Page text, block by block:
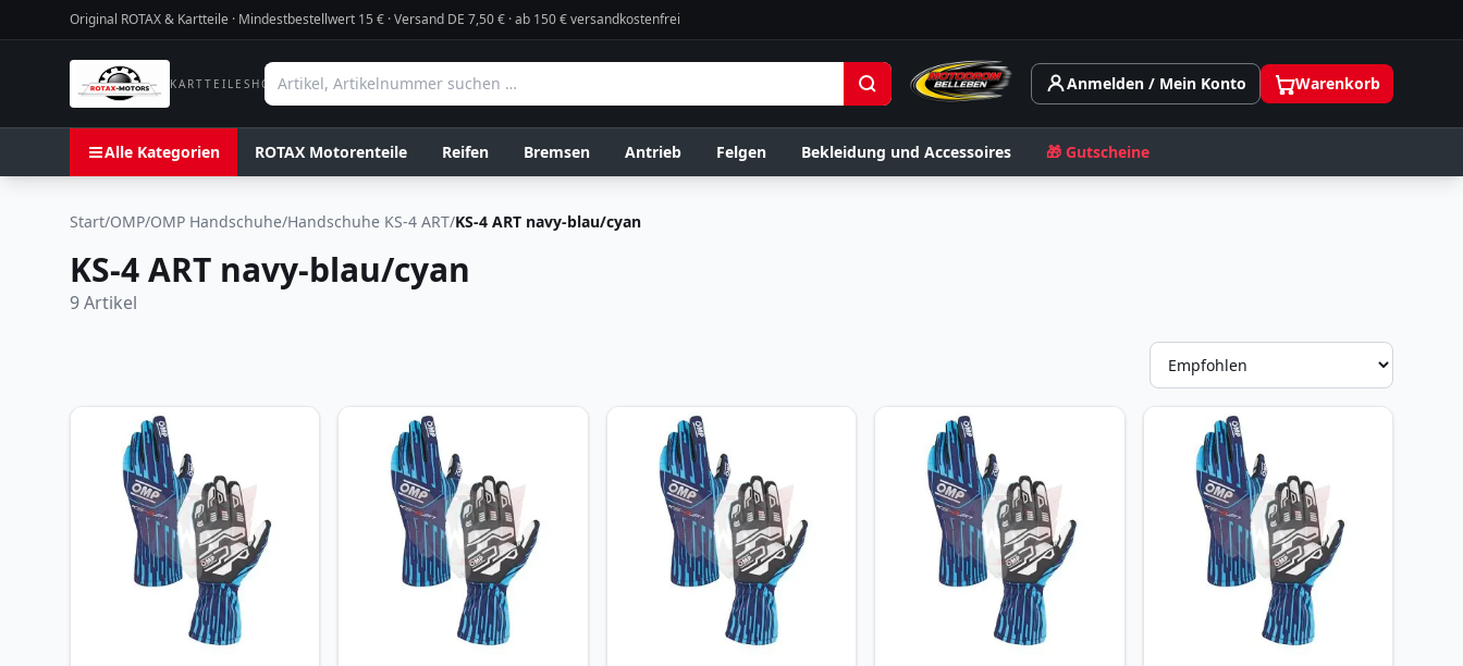
Original ROTAX & Kartteile · Mindestbestellwert 15 € · Versand DE 7,50 € · ab 150 € versandkostenfrei
KARTTEILESHOP Anmelden / Mein Konto Warenkorb
Alle Kategorien ROTAX Motorenteile Reifen Bremsen Antrieb Felgen Bekleidung und Accessoires 🎁 Gutscheine
Start/OMP/OMP Handschuhe/Handschuhe KS-4 ART/KS-4 ART navy-blau/cyan
KS-4 ART navy-blau/cyan
9Artikel